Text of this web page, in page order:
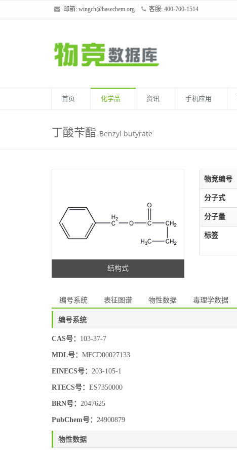
邮箱: wingch@basechem.org 客服: 400-700-1514
首页 化学品 资讯 手机应用
丁酸苄酯 Benzyl butyrate
结构式
物竞编号
分子式
分子量
标签
编号系统 表征图谱 物性数据 毒理学数据
编号系统
CAS号： 103-37-7
MDL号： MFCD00027133
EINECS号： 203-105-1
RTECS号： ES7350000
BRN号： 2047625
PubChem号： 24900879
物性数据